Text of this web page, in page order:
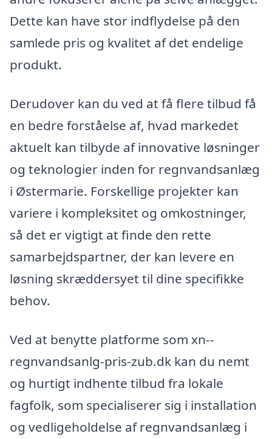
Dette kan have stor indflydelse på den
samlede pris og kvalitet af det endelige
produkt.
Derudover kan du ved at få flere tilbud få
en bedre forståelse af, hvad markedet
aktuelt kan tilbyde af innovative løsninger
og teknologier inden for regnvandsanlæg
i Østermarie. Forskellige projekter kan
variere i kompleksitet og omkostninger,
så det er vigtigt at finde den rette
samarbejdspartner, der kan levere en
løsning skræddersyet til dine specifikke
behov.
Ved at benytte platforme som xn--
regnvandsanlg-pris-zub.dk kan du nemt
og hurtigt indhente tilbud fra lokale
fagfolk, som specialiserer sig i installation
og vedligeholdelse af regnvandsanlæg i